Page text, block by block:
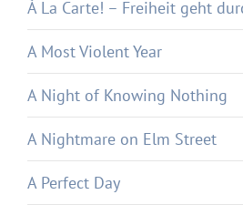
À La Carte! – Freiheit geht
A Most Violent Year
A Night of Knowing Nothing
A Nightmare on Elm Street
A Perfect Day